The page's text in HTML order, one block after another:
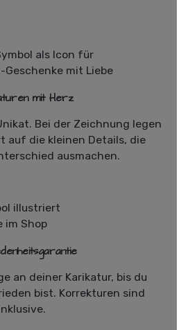
mit Herz
Bei der Zeichnung legen
auf die kleinen Details, die
ausmachen.
an deiner Karikatur, bis du
bist. Korrekturen sind